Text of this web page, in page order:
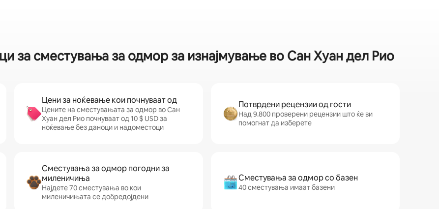
за сместувања за одмор за изнајмување во Сан Хуан дел Рио
Цени за ноќевање кои почнуваат од
Цените на сместувањата за одмор во Сан
Хуан дел Рио почнуваат од 10 $ USD за
ноќевање без даноци и надоместоци
Потврдени рецензии од гости
Над 9.800 проверени рецензии што ќе ви
помогнат да изберете
Сместувања за одмор погодни за
миленичиња
Најдете 70 сместувања во кои
миленичињата се добредојдени
Сместувања за одмор со базен
40 сместувања имаат базени